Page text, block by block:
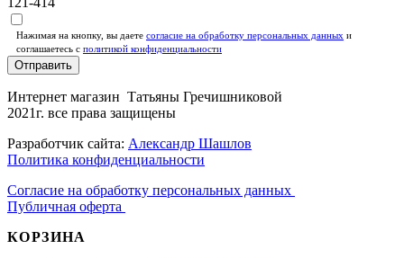
Нажимая на кнопку, вы даете согласие на обработку персональных данных и
соглашаетесь c политикой конфиденциальности
Отправить
Интернет магазин Татьяны Гречишниковой
2021г. все права защищены
Разработчик сайта: Александр Шашлов
Политика конфиденциальности
Согласие на обработку персональных данных
Публичная оферта
КОРЗИНА